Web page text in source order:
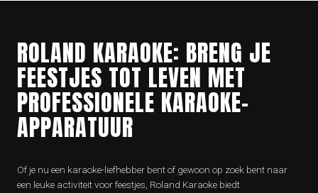
ROLAND KARAOKE: BRENG JE
FEESTJES TOT LEVEN MET
PROFESSIONELE KARAOKE-
APPARATUUR
Of je nu een karaoke-liefhebber bent of gewoon op zoek bent naar
een leuke activiteit voor feestjes, Roland Karaoke biedt